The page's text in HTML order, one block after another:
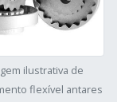
ilustrativa de
flexível antares